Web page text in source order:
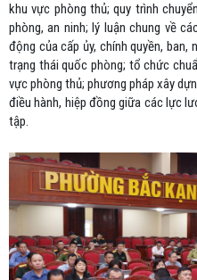
khu vực phòng thủ; quy trình
phòng, an ninh; lý luận chung về
động của cấp ủy, chính quyền,
trạng thái quốc phòng; tổ chức
vực phòng thủ; phương pháp xây
điều hành, hiệp đồng giữa các lực
tập.